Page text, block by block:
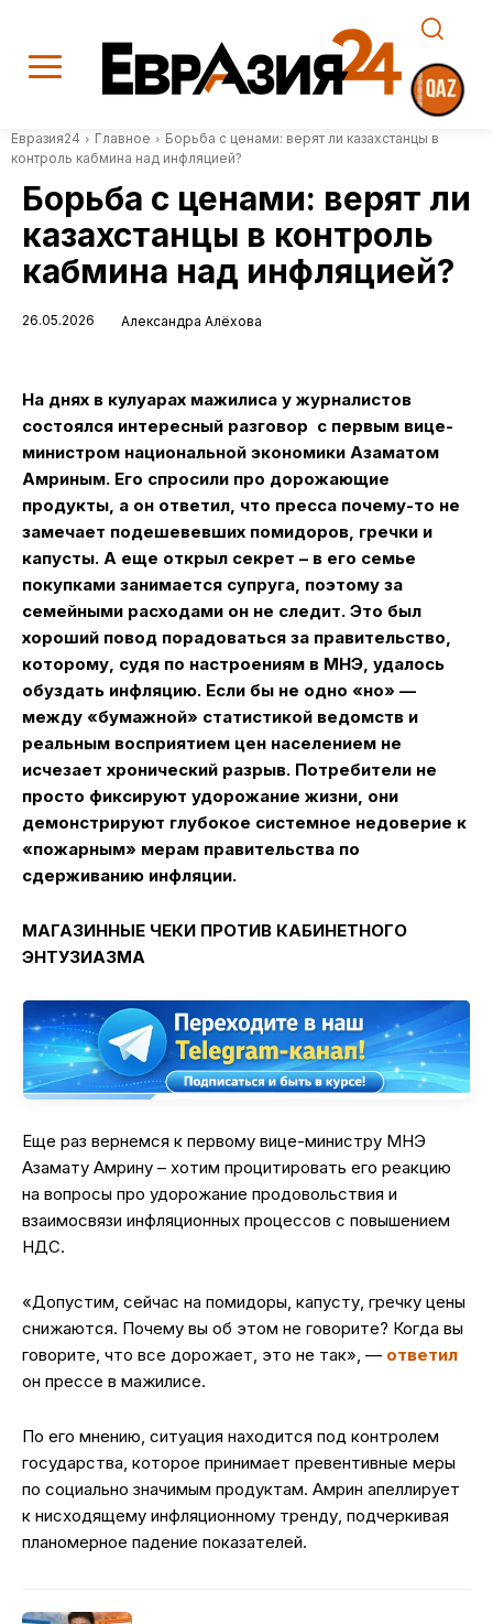
Евразия24 Главное
Борьба с ценами: верят ли казахстанцы в
контроль кабмина над инфляцией?
Борьба с ценами: верят ли
казахстанцы в контроль
кабмина над инфляцией?
26.05.2026 Александра Алёхова
На днях в кулуарах мажилиса у журналистов
состоялся интересный разговор с первым вице-
министром национальной экономики Азаматом
Амриным. Его спросили про дорожающие
продукты, а он ответил, что пресса почему-то не
замечает подешевевших помидоров, гречки и
капусты. А еще открыл секрет – в его семье
покупками занимается супруга, поэтому за
семейными расходами он не следит. Это был
хороший повод порадоваться за правительство,
которому, судя по настроениям в МНЭ, удалось
обуздать инфляцию. Если бы не одно «но» —
между «бумажной» статистикой ведомств и
реальным восприятием цен населением не
исчезает хронический разрыв. Потребители не
просто фиксируют удорожание жизни, они
демонстрируют глубокое системное недоверие к
«пожарным» мерам правительства по
сдерживанию инфляции.
МАГАЗИННЫЕ ЧЕКИ ПРОТИВ КАБИНЕТНОГО
ЭНТУЗИАЗМА
Еще раз вернемся к первому вице-министру МНЭ
Азамату Амрину – хотим процитировать его реакцию
на вопросы про удорожание продовольствия и
взаимосвязи инфляционных процессов с повышением
НДС.
«Допустим, сейчас на помидоры, капусту, гречку цены
снижаются. Почему вы об этом не говорите? Когда вы
говорите, что все дорожает, это не так», — ответил
он прессе в мажилисе.
По его мнению, ситуация находится под контролем
государства, которое принимает превентивные меры
по социально значимым продуктам. Амрин апеллирует
к нисходящему инфляционному тренду, подчеркивая
планомерное падение показателей.